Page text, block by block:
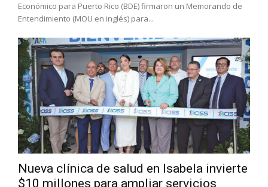
Económico para Puerto Rico (BDE) firmaron un Memorando de
Entendimiento (MOU en inglés) para...
Nueva clínica de salud en Isabela invierte
$10 millones para ampliar servicios